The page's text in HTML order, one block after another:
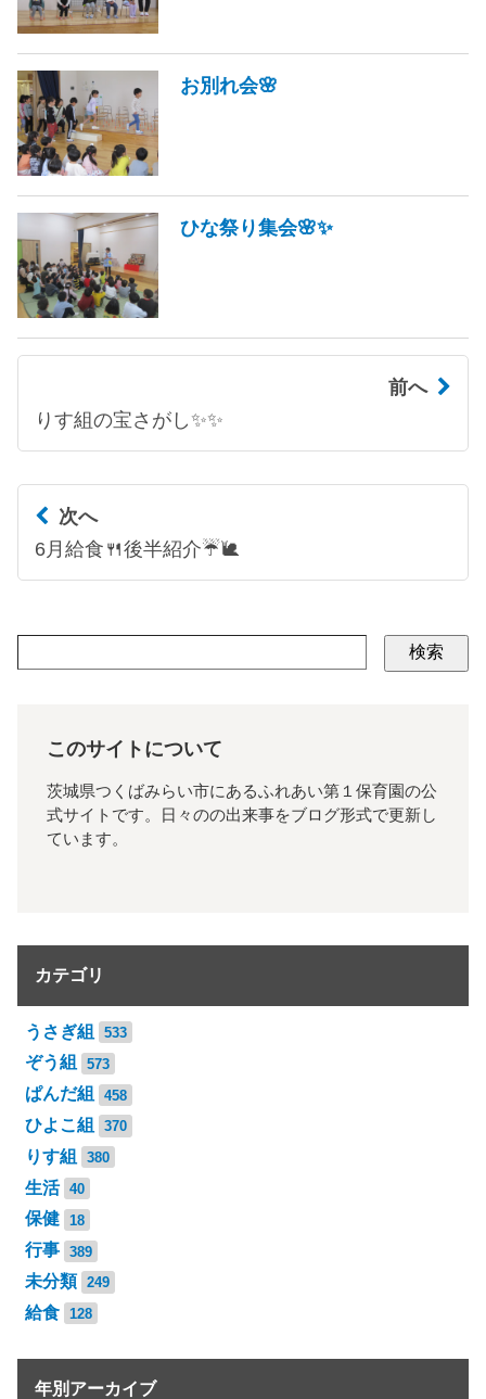
お別れ会🌸
ひな祭り集会🌸✨
前へ
りす組の宝さがし✨✨
次へ
6月給食🍴後半紹介☔🐌
検索
このサイトについて
茨城県つくばみらい市にあるふれあい第１保育園の公
式サイトです。日々のの出来事をブログ形式で更新し
ています。
カテゴリ
うさぎ組 533
ぞう組 573
ぱんだ組 458
ひよこ組 370
りす組 380
生活 40
保健 18
行事 389
未分類 249
給食 128
年別アーカイブ